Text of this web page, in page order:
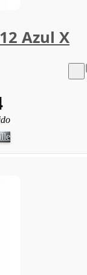
Azul X